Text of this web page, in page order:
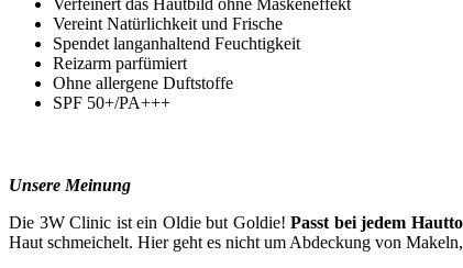
Vereint Natürlichkeit und Frische
Spendet langanhaltend Feuchtigkeit
Reizarm parfümiert
Ohne allergene Duftstoffe
SPF 50+/PA+++
Unsere Meinung
Die 3W Clinic ist ein Oldie but Goldie!Passt bei jedem
Haut schmeichelt. Hier geht es nicht um Abdeckung von